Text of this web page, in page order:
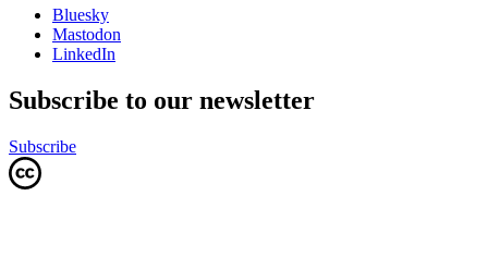
Bluesky
Mastodon
LinkedIn
Subscribe to our newsletter
Subscribe